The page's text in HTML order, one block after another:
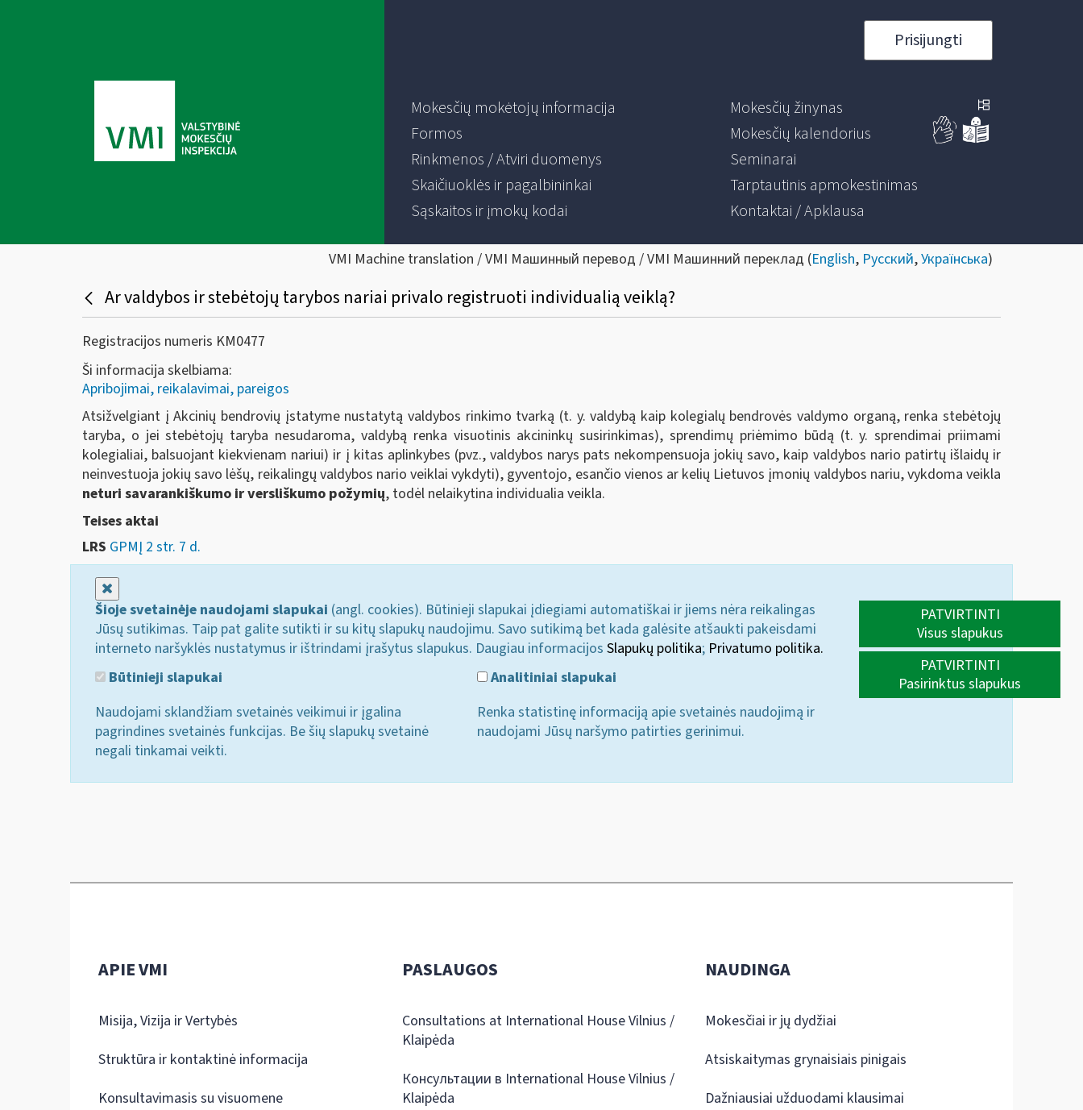
Prisijungti
Mokesčių mokėtojų informacija
Formos
Rinkmenos / Atviri duomenys
Skaičiuoklės ir pagalbininkai
Sąskaitos ir įmokų kodai
Mokesčių žinynas
Mokesčių kalendorius
Seminarai
Tarptautinis apmokestinimas
Kontaktai / Apklausa
VMI Machine translation / VMI Машинный перевод / VMI Машинний переклад (English, Русский,Українська)
Ar valdybos ir stebėtojų tarybos nariai privalo registruoti individualią veiklą?
Registracijos numeris KM0477
Ši informacija skelbiama:
Apribojimai, reikalavimai, pareigos
Atsižvelgiant į Akcinių bendrovių įstatyme nustatytą valdybos rinkimo tvarką (t. y. valdybą kaip kolegialų bendrovės valdymo organą, renka stebėtojų
taryba, o jei stebėtojų taryba nesudaroma, valdybą renka visuotinis akcininkų susirinkimas), sprendimų priėmimo būdą (t. y. sprendimai priimami
kolegialiai, balsuojant kiekvienam nariui) ir į kitas aplinkybes (pvz., valdybos narys pats nekompensuoja jokių savo, kaip valdybos nario patirtų išlaidų ir
neinvestuoja jokių savo lėšų, reikalingų valdybos nario veiklai vykdyti), gyventojo, esančio vienos ar kelių Lietuvos įmonių valdybos nariu, vykdoma veikla
neturi savarankiškumo ir versliškumo požymių, todėl nelaikytina individualia veikla.
Teises aktai
LRS GPMĮ 2 str. 7 d.
Šioje svetainėje naudojami slapukai (angl. cookies). Būtinieji slapukai įdiegiami automatiškai ir jiems nėra reikalingas
Jūsų sutikimas. Taip pat galite sutikti ir su kitų slapukų naudojimu. Savo sutikimą bet kada galėsite atšaukti pakeisdami
interneto naršyklės nustatymus ir ištrindami įrašytus slapukus. Daugiau informacijos Slapukų politika; Privatumo politika.
Būtinieji slapukai
Naudojami sklandžiam svetainės veikimui ir įgalina
pagrindines svetainės funkcijas. Be šių slapukų svetainė
negali tinkamai veikti.
Analitiniai slapukai
Renka statistinę informaciją apie svetainės naudojimą ir
naudojami Jūsų naršymo patirties gerinimui.
PATVIRTINTI
Visus slapukus
PATVIRTINTI
Pasirinktus slapukus
APIE VMI
Misija, Vizija ir Vertybės
Struktūra ir kontaktinė informacija
Konsultavimasis su visuomene
PASLAUGOS
Consultations at International House Vilnius /
Klaipėda
Консультации в International House Vilnius /
Klaipėda
NAUDINGA
Mokesčiai ir jų dydžiai
Atsiskaitymas grynaisiais pinigais
Dažniausiai užduodami klausimai